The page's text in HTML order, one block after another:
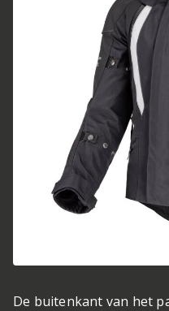
De buitenkant van het